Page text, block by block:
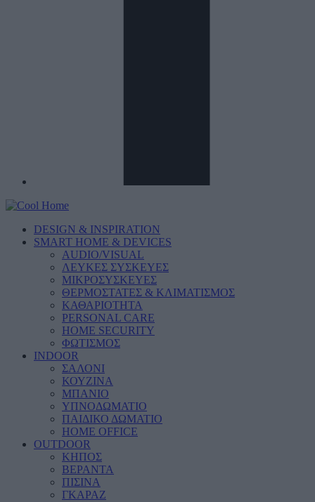
DESIGN & INSPIRATION
SMART HOME & DEVICES
AUDIO/VISUAL
ΛΕΥΚΕΣ ΣΥΣΚΕΥΕΣ
ΜΙΚΡΟΣΥΣΚΕΥΕΣ
ΘΕΡΜΟΣΤΑΤΕΣ & ΚΛΙΜΑΤΙΣΜΟΣ
ΚΑΘΑΡΙΟΤΗΤΑ
PERSONAL CARE
HOME SECURITY
ΦΩΤΙΣΜΟΣ
INDOOR
ΣΑΛΟΝΙ
ΚΟΥΖΙΝΑ
ΜΠΑΝΙΟ
ΥΠΝΟΔΩΜΑΤΙΟ
ΠΑΙΔΙΚΟ ΔΩΜΑΤΙΟ
HOME OFFICE
OUTDOOR
ΚΗΠΟΣ
ΒΕΡΑΝΤΑ
ΠΙΣΙΝΑ
ΓΚΑΡΑΖ